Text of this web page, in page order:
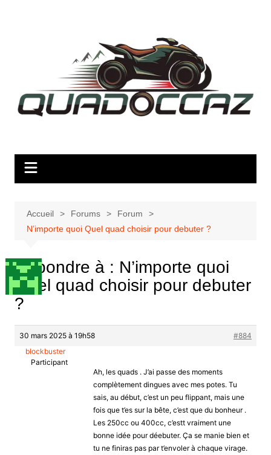
Accueil Forums
Forum
N’importe quoi Quel quad choisir pour debuter ?
Répondre à : N’importe quoi
Quel quad choisir pour debuter
?
30 mars 2025 à 19h58
#884
blockbuster
Participant
Ah, les quads . J’ai passe des moments
complètement dingues avec mes potes. Tu
sais, au début, c’est un peu flippant, mais une
fois que t’es sur la bête, c’est que du bonheur .
Les 250cc ou 400cc, c’estt vraiment une
bonne idée pour déebuter. Ça se manie bien et
tu ne finiras pas par t’envoler à chaque virage.